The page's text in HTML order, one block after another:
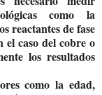
como la
reactantes de fase
el caso del cobre o
los resultados
como la edad,